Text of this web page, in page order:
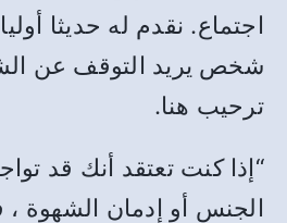
اجتماع. نقدم له حديثا
شخص يريد التوقف عن
ترحيب هنا.
“إذا كنت تعتقد أنك قد
الجنس أو إدمان الشهوة